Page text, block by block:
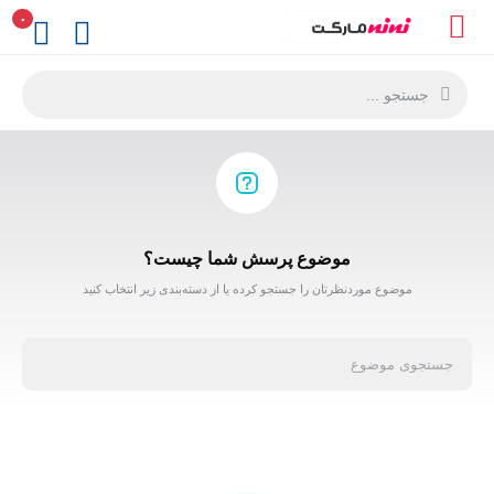
۰
موضوع پرسش شما چیست؟
موضوع موردنظرتان را جستجو کرده یا از دسته‌بندی زیر انتخاب کنید